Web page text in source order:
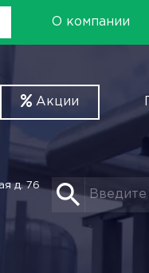
О компании
Акции
д. 76